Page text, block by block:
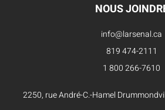
NOUS
info@larsenal.ca
819 474-2111
1 800 266-7610
2250, rue André-C.-Hamel